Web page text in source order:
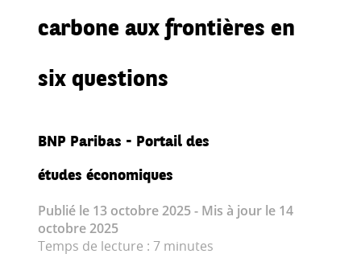
carbone aux frontières en
six questions
BNP Paribas - Portail des
études économiques
Publié le 13 octobre 2025 - Mis à jour le 14
octobre 2025
Temps de lecture : 7 minutes